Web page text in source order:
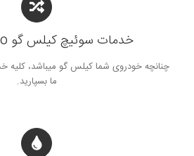
خدمات سوئیچ کیلس گو Keyless Go
چنانچه خودروی شما کیلس گو میباشد، کلیه
ما بسپارید.